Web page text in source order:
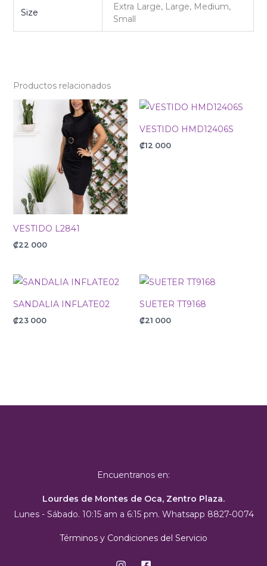
Size
Extra Large, Large, Medium,
Small
Productos relacionados
VESTIDO L2841
₡22 000
VESTIDO HMD12406S
₡12 000
SANDALIA INFLATE02
₡23 000
SUETER TT9168
₡21 000
Encuentranos en:
Lourdes de Montes de Oca, Zentro Plaza.
Lunes - Sábado. 10:15 am a 6:15 pm. Whatsapp 8827-0074
Términos y Condiciones del Servicio